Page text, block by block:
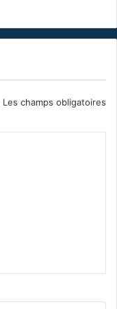
Les champs obligatoires